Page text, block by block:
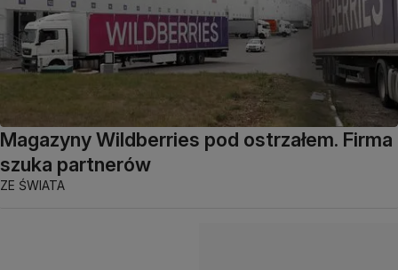
Magazyny Wildberries pod ostrzałem. Firma
szuka partnerów
ZE ŚWIATA